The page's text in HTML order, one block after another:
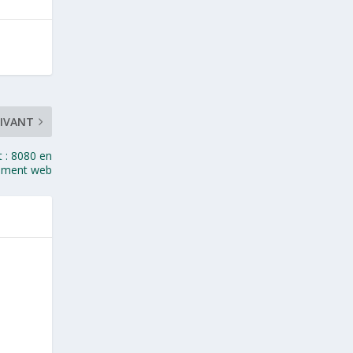
: 8080 en
web